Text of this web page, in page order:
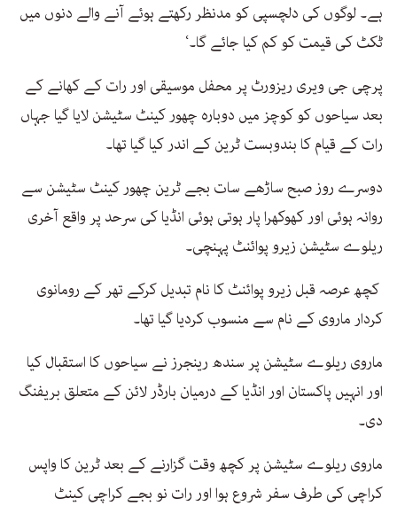
ہے۔ لوگوں کی دلچسپی کو مدنظر رکھتے ہوئے آنے والے دنوں میں
ٹکٹ کی قیمت کو کم کیا جائے گا۔‘
پرچی جی ویری ریزورٹ پر محفل موسیقی اور رات کے کھانے کے
بعد سیاحوں کو کوچز میں دوبارہ چھور کینٹ سٹیشن لایا گیا جہاں
رات کے قیام کا بندوبست ٹرین کے اندر کیا گیا تھا۔
دوسرے روز صبح ساڑھے سات بجے ٹرین چھور کینٹ سٹیشن سے
روانہ ہوئی اور کھوکھرا پار ہوتی ہوئی انڈیا کی سرحد پر واقع آخری
ریلوے سٹیشن زیرو پوائنٹ پہنچی۔
کچھ عرصہ قبل زیرو پوائنٹ کا نام تبدیل کرکے تھر کے رومانوی
کردار ماروی کے نام سے منسوب کردیا گیا تھا۔
ماروی ریلوے سٹیشن پر سندھ رینجرز نے سیاحوں کا استقبال کیا
اور انہیں پاکستان اور انڈیا کے درمیان بارڈر لائن کے متعلق بریفنگ
دی۔
ماروی ریلوے سٹیشن پر کچھ وقت گزارنے کے بعد ٹرین کا واپس
کراچی کی طرف سفر شروع ہوا اور رات نو بجے کراچی کینٹ